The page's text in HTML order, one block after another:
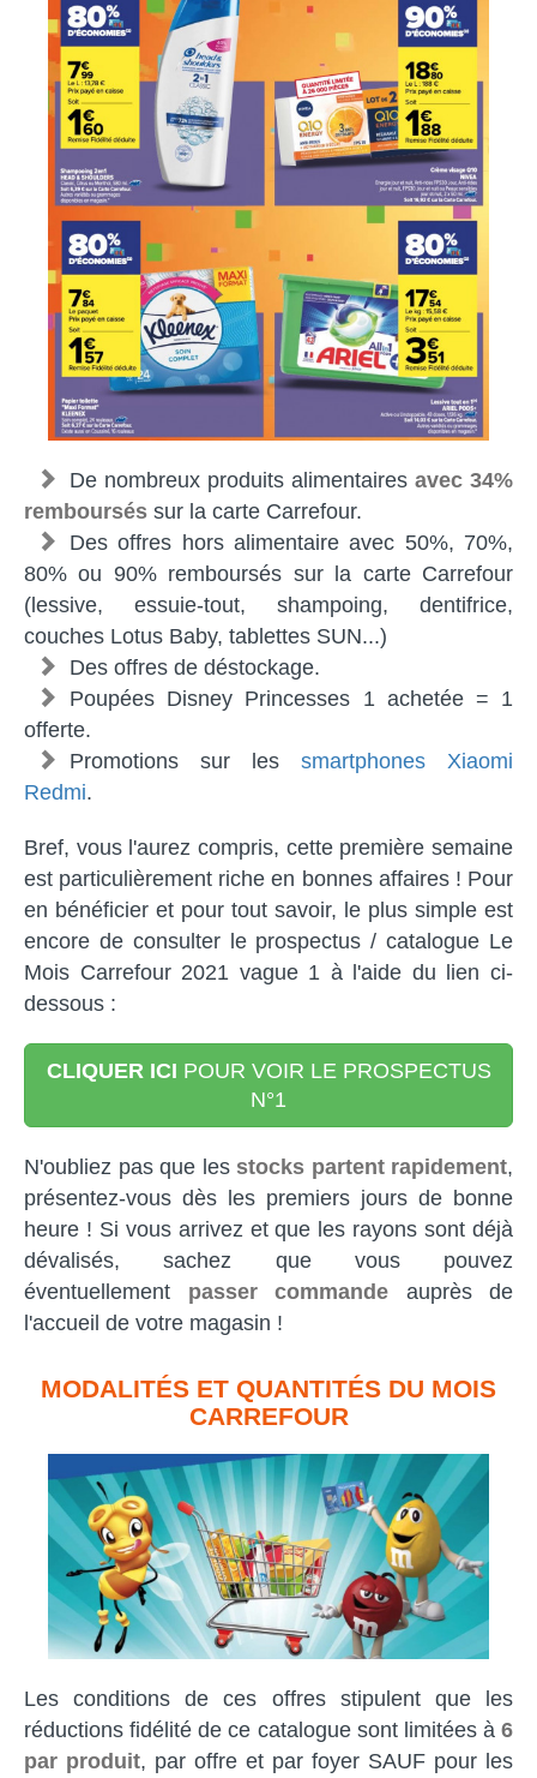
De nombreux produits alimentaires avec 34%
remboursés sur la carte Carrefour.
Des offres hors alimentaire avec 50%, 70%,
80% ou 90% remboursés sur la carte Carrefour
(lessive, essuie-tout, shampoing, dentifrice,
couches Lotus Baby, tablettes SUN...)
Des offres de déstockage.
Poupées Disney Princesses 1 achetée = 1
offerte.
Promotions sur les smartphones Xiaomi
Redmi.
Bref, vous l'aurez compris, cette première semaine
est particulièrement riche en bonnes affaires ! Pour
en bénéficier et pour tout savoir, le plus simple est
encore de consulter le prospectus / catalogue Le
Mois Carrefour 2021 vague 1 à l'aide du lien ci-
dessous :
CLIQUER ICI POUR VOIR LE PROSPECTUS
N°1
N'oubliez pas que les stocks partent rapidement,
présentez-vous dès les premiers jours de bonne
heure ! Si vous arrivez et que les rayons sont déjà
dévalisés, sachez que vous pouvez
éventuellement passer commande auprès de
l'accueil de votre magasin !
MODALITÉS ET QUANTITÉS DU MOIS
CARREFOUR
Les conditions de ces offres stipulent que les
réductions fidélité de ce catalogue sont limitées à 6
par produit, par offre et par foyer SAUF pour les